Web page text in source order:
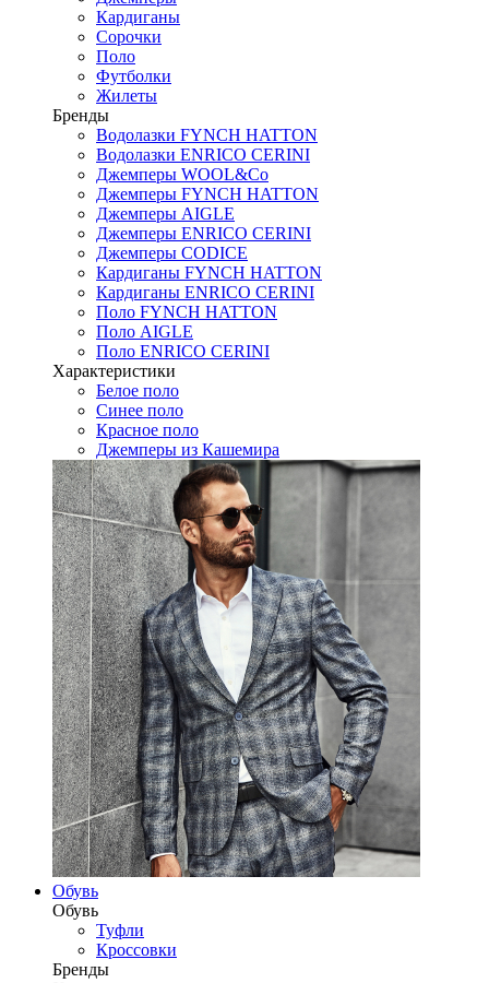
Кардиганы
Сорочки
Поло
Футболки
Жилеты
Бренды
Водолазки FYNCH HATTON
Водолазки ENRICO CERINI
Джемперы WOOL&Co
Джемперы FYNCH HATTON
Джемперы AIGLE
Джемперы ENRICO CERINI
Джемперы CODICE
Кардиганы FYNCH HATTON
Кардиганы ENRICO CERINI
Поло FYNCH HATTON
Поло AIGLE
Поло ENRICO CERINI
Характеристики
Белое поло
Синее поло
Красное поло
Джемперы из Кашемира
Обувь
Обувь
Туфли
Кроссовки
Бренды